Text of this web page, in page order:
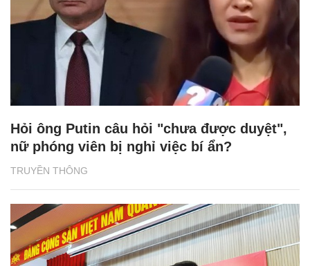
TRUYỀN THÔNG
Hỏi ông Putin câu hỏi "chưa được duyệt",
nữ phóng viên bị nghỉ việc bí ẩn?